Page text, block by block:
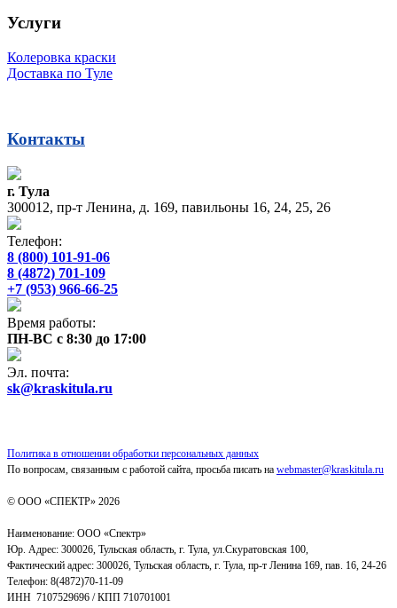
Услуги
Колеровка краски
Доставка по Туле
Контакты
г. Тула
300012, пр-т Ленина, д. 169, павильоны 16, 24, 25, 26
Телефон:
8 (800) 101-91-06
8 (4872) 701-109
+7 (953) 966-66-25
Время работы:
ПН-ВС с 8:30 до 17:00
Эл. почта:
sk@kraskitula.ru
Политика в отношении обработки персональных данных
По вопросам, связанным с работой сайта, просьба писать на webmaster@kraskitula.ru
© ООО «СПЕКТР» 2026
Наименование: ООО «Спектр»
Юр. Адрес: 300026, Тульская область, г. Тула, ул.Скуратовская 100,
Фактический адрес: 300026, Тульская область, г. Тула, пр-т Ленина 169, пав. 16, 24-26
Телефон: 8(4872)70-11-09
ИНН 7107529696 / КПП 710701001